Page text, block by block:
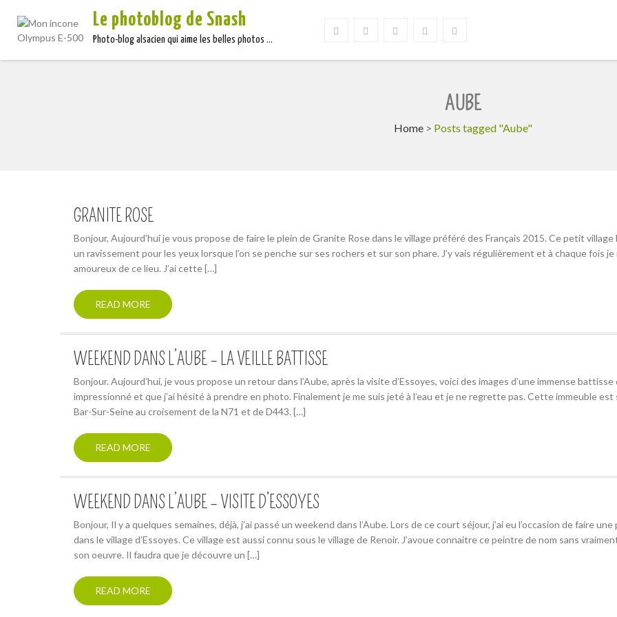
Le photoblog de Snash
Photo-blog alsacien qui aime les belles photos …
AUBE
Home> Posts tagged "Aube"
GRANITE ROSE
Bonjour, Aujourd’hui je vous propose de faire le plein de Granite Rose dans le village préféré des Français 2015. Ce petit
un ravissement pour les yeux lorsque l’on se penche sur ses rochers et sur son phare. J’y vais régulièrement et à chaque fois
amoureux de ce lieu. J’ai cette […]
READ MORE
WEEKEND DANS L’AUBE – LA VEILLE BATTISSE
Bonjour. Aujourd’hui, je vous propose un retour dans l’Aube, après la visite d’Essoyes, voici des images d’une immense battisse
impressionné et que j’ai hésité à prendre en photo. Finalement je me suis jeté à l’eau et je ne regrette pas. Cette immeuble est
Bar-Sur-Seine au croisement de la N71 et de D443. […]
READ MORE
WEEKEND DANS L’AUBE – VISITE D’ESSOYES
Bonjour, Il y a quelques semaines, déjà, j’ai passé un weekend dans l’Aube. Lors de ce court séjour, j’ai eu l’occasion de faire
dans le village d’Essoyes. Ce village est aussi connu sous le village de Renoir. J’avoue connaitre ce peintre de nom sans
son oeuvre. Il faudra que je découvre un […]
READ MORE